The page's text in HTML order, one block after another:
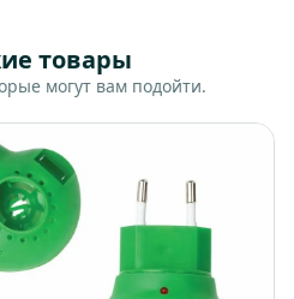
товары
могут вам подойти.